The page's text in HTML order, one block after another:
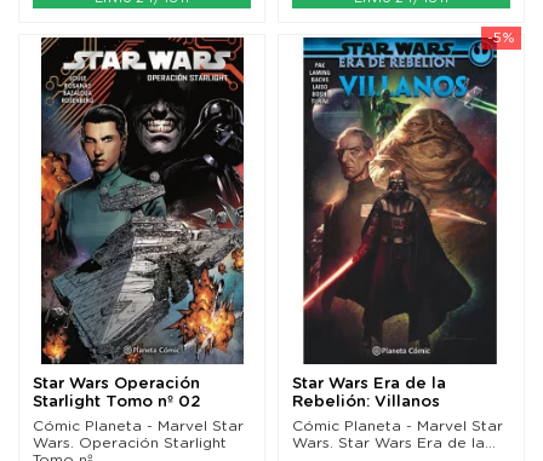
Star Wars Operación
Starlight Tomo nº 02
Cómic Planeta - Marvel Star
Wars. Operación Starlight
-5%
Star Wars Era de la
Rebelión: Villanos
Cómic Planeta - Marvel Star
Wars. Star Wars Era de la...